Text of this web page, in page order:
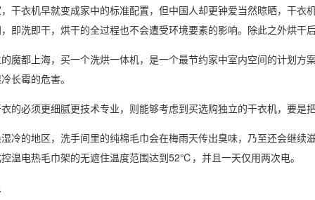
机早就变成家中的标准配置，但中国人却更钟爱当然晾晒，干衣
即洗即干，烘干的全过程也不会遭受环境要素的影响。除此之外烘干
上海，买一个洗烘一体机，是一个最节约家中室内空间的计划方案
长霉的危害。
须更细腻更技术专业，则能够考虑到买选购独立的干衣机，要是
地区，洗手间里的纯棉毛巾会在梅雨天传出臭味，乃至还会继续
温电热毛巾架的无遮住温度范围达到52℃，并且一天仅用两次电。